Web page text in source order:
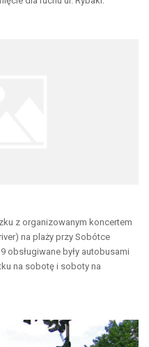
z organizowanym koncertem
na plaży przy Sobótce
obsługiwane były autobusami
na sobotę i soboty na